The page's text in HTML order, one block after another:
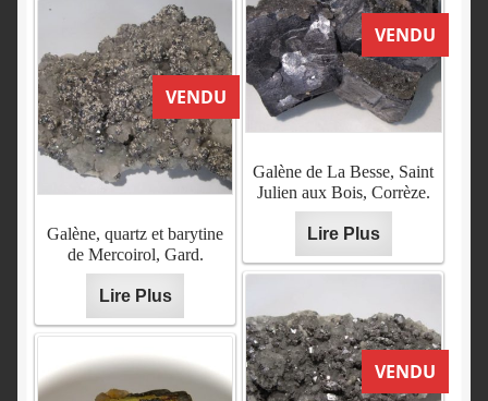
VENDU
Galène de La Besse, Saint
Julien aux Bois, Corrèze.
Lire Plus
VENDU
Galène, quartz et barytine
de Mercoirol, Gard.
Lire Plus
VENDU